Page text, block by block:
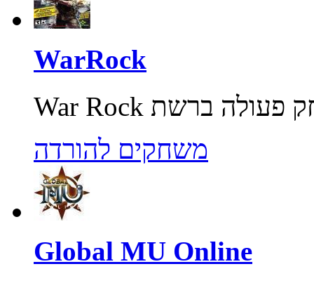
WarRock
משחקים להורדה
Global MU Online